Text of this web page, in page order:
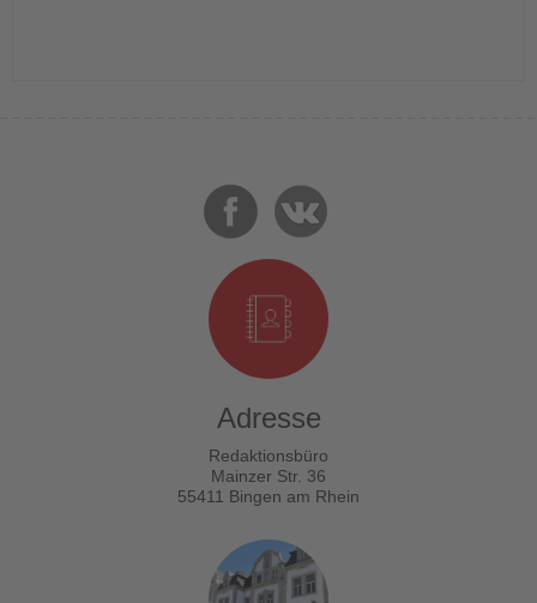
Adresse
Redaktionsbüro
Mainzer Str. 36
55411 Bingen am Rhein